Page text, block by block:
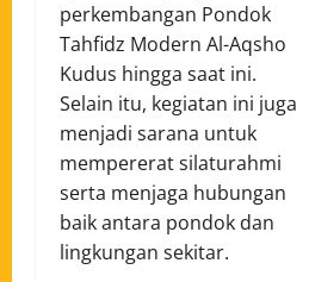
perkembangan Pondok
Tahfidz Modern Al-Aqsho
Kudus hingga saat ini.
Selain itu, kegiatan ini juga
menjadi sarana untuk
mempererat silaturahmi
serta menjaga hubungan
baik antara pondok dan
lingkungan sekitar.